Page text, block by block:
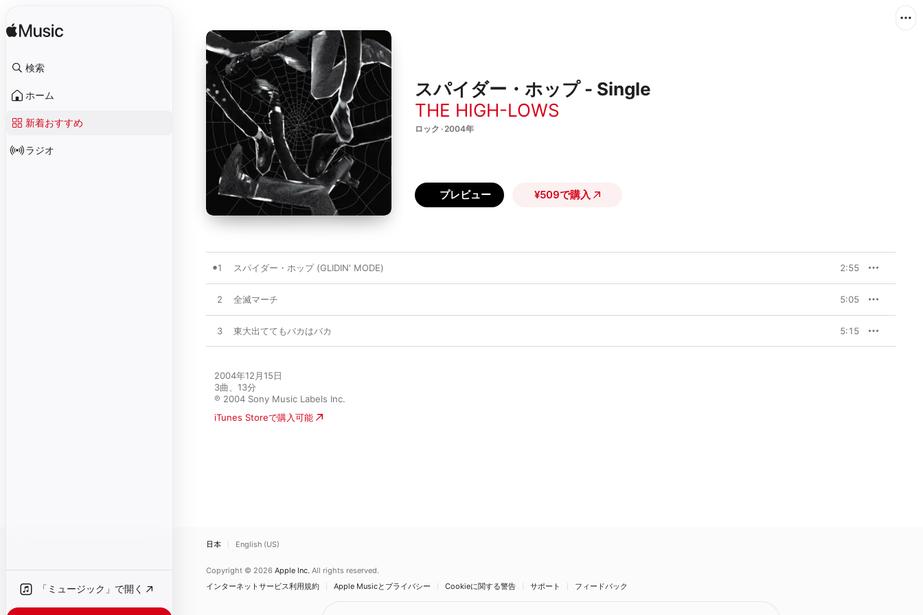
検索
ホーム
新着おすすめ
ラジオ
「ミュージック」で開く
スパイダー・ホップ - Single
THE HIGH-LOWS
ロック · 2004年
プレビュー ¥509で購入
1 スパイダー・ホップ (GLIDIN' MODE) 2:55
2 全滅マーチ 5:05
3 東大出ててもバカはバカ 5:15
2004年12月15日
3曲、13分
℗ 2004 Sony Music Labels Inc.
iTunes Storeで購入可能
日本 English (US)
Copyright © 2026 Apple Inc. All rights reserved.
インターネットサービス利用規約
Apple Musicとプライバシー Cookieに関する警告 サポート フィードバック